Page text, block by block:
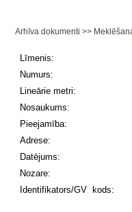
Arhīva dokumenti >>
Līmenis:
Numurs:
Lineārie metri:
Nosaukums:
Pieejamība:
Adrese:
Datējums:
Nozare:
Identifikators/GV kods: